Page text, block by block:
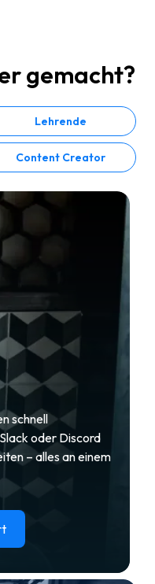
gemacht?
Lehrende
Content Creator
schnell
oder Discord
– alles an einem